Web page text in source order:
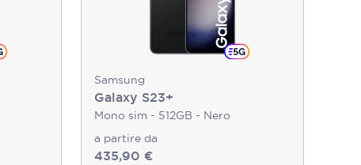
Samsung
Galaxy S23+
Mono sim - 512GB - Nero
a partire da
435,90 €